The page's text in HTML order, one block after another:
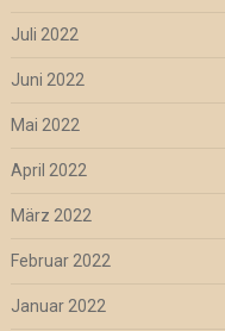
Juli 2022
Juni 2022
Mai 2022
April 2022
März 2022
Februar 2022
Januar 2022